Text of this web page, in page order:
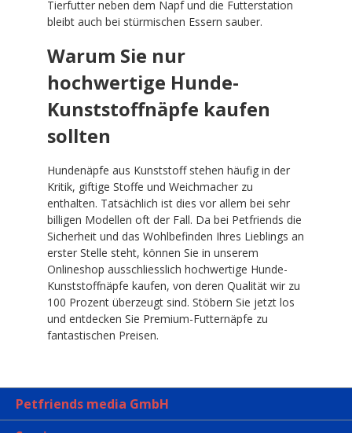
Tierfutter neben dem Napf und die Futterstation
bleibt auch bei stürmischen Essern sauber.
Warum Sie nur
hochwertige Hunde-
Kunststoffnäpfe kaufen
sollten
Hundenäpfe aus Kunststoff stehen häufig in der
Kritik, giftige Stoffe und Weichmacher zu
enthalten. Tatsächlich ist dies vor allem bei sehr
billigen Modellen oft der Fall. Da bei Petfriends die
Sicherheit und das Wohlbefinden Ihres Lieblings an
erster Stelle steht, können Sie in unserem
Onlineshop ausschliesslich hochwertige Hunde-
Kunststoffnäpfe kaufen, von deren Qualität wir zu
100 Prozent überzeugt sind. Stöbern Sie jetzt los
und entdecken Sie Premium-Futternäpfe zu
fantastischen Preisen.
Petfriends media GmbH